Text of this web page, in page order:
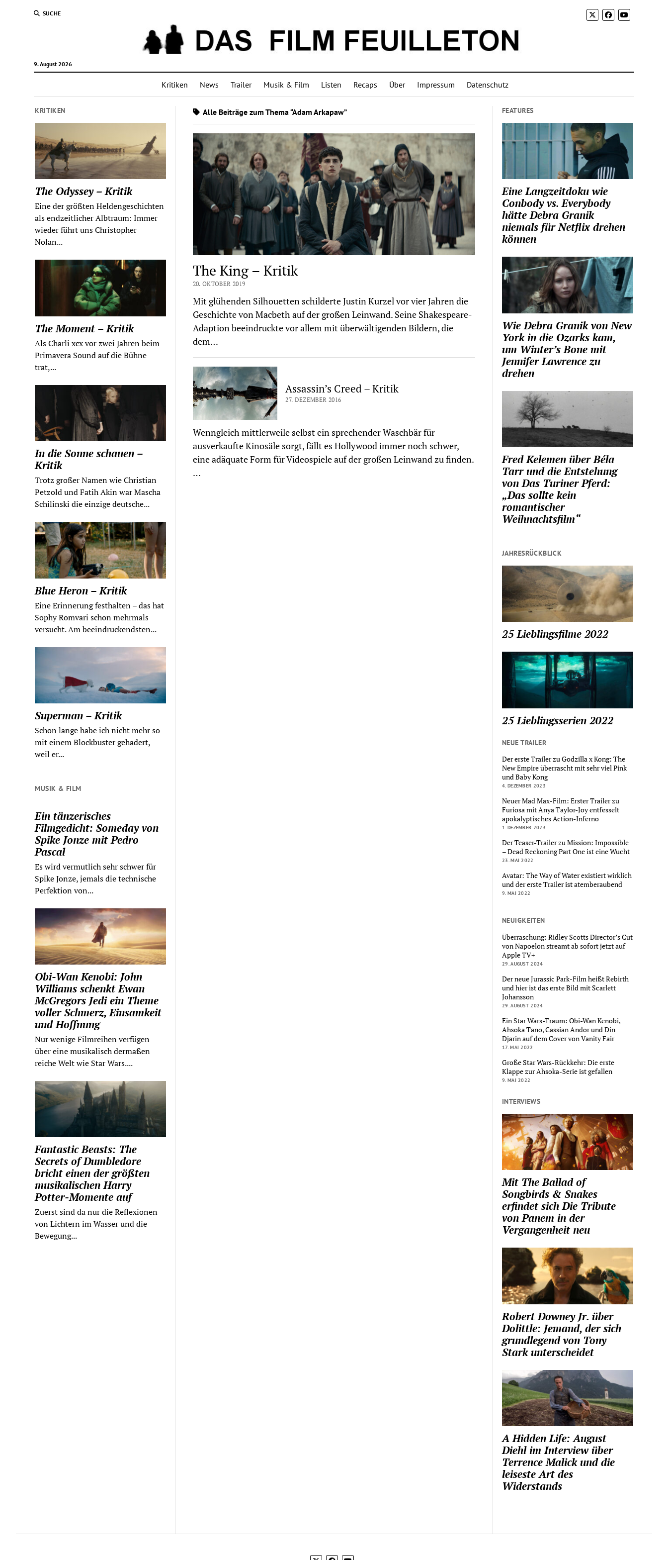
SUCHE
9. August 2026
Kritiken News Trailer Musik & Film Listen Recaps Über Impressum Datenschutz
KRITIKEN
The Odyssey – Kritik
Eine der größten Heldengeschichten
als endzeitlicher Albtraum: Immer
wieder führt uns Christopher
Nolan...
The Moment – Kritik
Als Charli xcx vor zwei Jahren beim
Primavera Sound auf die Bühne
trat,...
In die Sonne schauen –
Kritik
Trotz großer Namen wie Christian
Petzold und Fatih Akin war Mascha
Schilinski die einzige deutsche...
Blue Heron – Kritik
Eine Erinnerung festhalten – das hat
Sophy Romvari schon mehrmals
versucht. Am beeindruckendsten...
Superman – Kritik
Schon lange habe ich nicht mehr so
mit einem Blockbuster gehadert,
weil er...
MUSIK & FILM
Ein tänzerisches
Filmgedicht: Someday von
Spike Jonze mit Pedro
Pascal
Es wird vermutlich sehr schwer für
Spike Jonze, jemals die technische
Perfektion von...
Obi-Wan Kenobi: John
Williams schenkt Ewan
McGregors Jedi ein Theme
voller Schmerz, Einsamkeit
und Hoffnung
Nur wenige Filmreihen verfügen
über eine musikalisch dermaßen
reiche Welt wie Star Wars....
Fantastic Beasts: The
Secrets of Dumbledore
bricht einen der größten
musikalischen Harry
Potter-Momente auf
Zuerst sind da nur die Reflexionen
von Lichtern im Wasser und die
Bewegung...
Alle Beiträge zum Thema “Adam Arkapaw”
The King – Kritik
20. OKTOBER 2019
Mit glühenden Silhouetten schilderte Justin Kurzel vor vier Jahren die
Geschichte von Macbeth auf der großen Leinwand. Seine Shakespeare-
Adaption beeindruckte vor allem mit überwältigenden Bildern, die
dem…
Assassin’s Creed – Kritik
27. DEZEMBER 2016
Wenngleich mittlerweile selbst ein sprechender Waschbär für
ausverkaufte Kinosäle sorgt, fällt es Hollywood immer noch schwer,
eine adäquate Form für Videospiele auf der großen Leinwand zu finden.
…
FEATURES
Eine Langzeitdoku wie
Conbody vs. Everybody
hätte Debra Granik
niemals für Netflix drehen
können
Wie Debra Granik von New
York in die Ozarks kam,
um Winter’s Bone mit
Jennifer Lawrence zu
drehen
Fred Kelemen über Béla
Tarr und die Entstehung
von Das Turiner Pferd:
„Das sollte kein
romantischer
Weihnachtsfilm“
JAHRESRÜCKBLICK
25 Lieblingsfilme 2022
25 Lieblingsserien 2022
NEUE TRAILER
Der erste Trailer zu Godzilla x Kong: The
New Empire überrascht mit sehr viel Pink
und Baby Kong
4. DEZEMBER 2023
Neuer Mad Max-Film: Erster Trailer zu
Furiosa mit Anya Taylor-Joy entfesselt
apokalyptisches Action-Inferno
1. DEZEMBER 2023
Der Teaser-Trailer zu Mission: Impossible
– Dead Reckoning Part One ist eine Wucht
23. MAI 2022
Avatar: The Way of Water existiert wirklich
und der erste Trailer ist atemberaubend
9. MAI 2022
NEUIGKEITEN
Überraschung: Ridley Scotts Director’s Cut
von Napoelon streamt ab sofort jetzt auf
Apple TV+
29. AUGUST 2024
Der neue Jurassic Park-Film heißt Rebirth
und hier ist das erste Bild mit Scarlett
Johansson
29. AUGUST 2024
Ein Star Wars-Traum: Obi-Wan Kenobi,
Ahsoka Tano, Cassian Andor und Din
Djarin auf dem Cover von Vanity Fair
17. MAI 2022
Große Star Wars-Rückkehr: Die erste
Klappe zur Ahsoka-Serie ist gefallen
9. MAI 2022
INTERVIEWS
Mit The Ballad of
Songbirds & Snakes
erfindet sich Die Tribute
von Panem in der
Vergangenheit neu
Robert Downey Jr. über
Dolittle: Jemand, der sich
grundlegend von Tony
Stark unterscheidet
A Hidden Life: August
Diehl im Interview über
Terrence Malick und die
leiseste Art des
Widerstands